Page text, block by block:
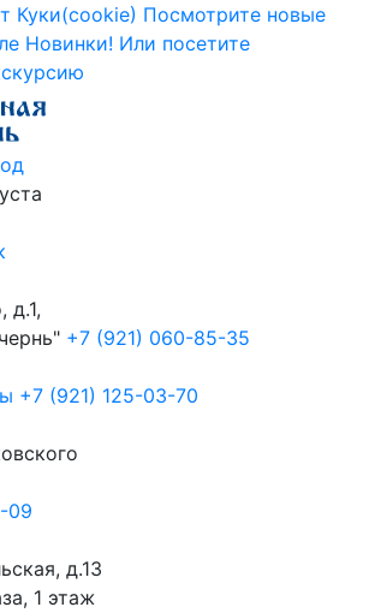
Куки(cookie) Посмотрите новые
Новинки! Или посетите
д.1,
+7 (921) 060-85-35
+7 (921) 125-03-70
09
д.13
1 этаж